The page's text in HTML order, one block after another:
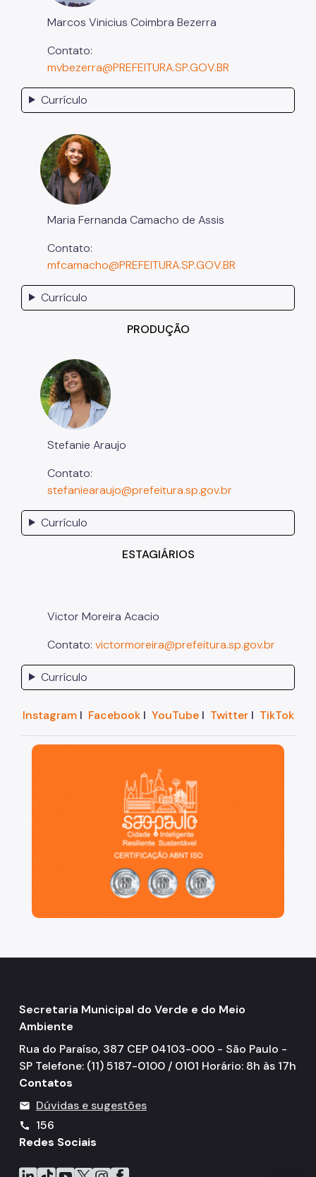
Marcos Vinicius Coimbra Bezerra
Contato:
mvbezerra@PREFEITURA.SP.GOV.BR
Currículo
Maria Fernanda Camacho de Assis
Contato:
mfcamacho@PREFEITURA.SP.GOV.BR
Currículo
PRODUÇÃO
Stefanie Araujo
Contato:
stefaniearaujo@prefeitura.sp.gov.br
Currículo
ESTAGIÁRIOS
Victor Moreira Acacio
Contato: victormoreira@prefeitura.sp.gov.br
Currículo
InstagramI FacebookI YouTubeI TwitterI TikTok
São Paulo, cidade inteligente, resiliente e sustentável
Secretaria Municipal do Verde e do Meio
Ambiente
Rua do Paraíso, 387 CEP 04103-000 - São Paulo -
SP Telefone: (11) 5187-0100 / 0101 Horário: 8h às 17h
Contatos
mail Dúvidas e sugestões
call
156
Redes Sociais
Icone do LinkedIn
Icone do TikTok
Icone do YouTube
Icone do X
Icone do Instagram
Icone do Facebook